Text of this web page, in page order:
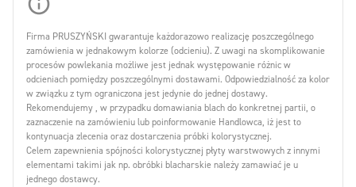
Firma PRUSZYŃSKI gwarantuje każdorazowo realizację poszczególnego
zamówienia w jednakowym kolorze (odcieniu). Z uwagi na skomplikowanie
procesów powlekania możliwe jest jednak występowanie różnic w
odcieniach pomiędzy poszczególnymi dostawami. Odpowiedzialność za kolor
w związku z tym ograniczona jest jedynie do jednej dostawy.
Rekomendujemy , w przypadku domawiania blach do konkretnej partii, o
zaznaczenie na zamówieniu lub poinformowanie Handlowca, iż jest to
kontynuacja zlecenia oraz dostarczenia próbki kolorystycznej.
Celem zapewnienia spójności kolorystycznej płyty warstwowych z innymi
elementami takimi jak np. obróbki blacharskie należy zamawiać je u
jednego dostawcy.